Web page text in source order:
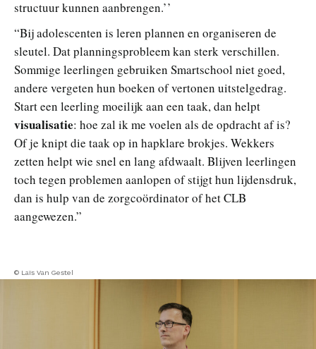
structuur kunnen aanbrengen.’’
“Bij adolescenten is leren plannen en organiseren de
sleutel. Dat planningsprobleem kan sterk verschillen.
Sommige leerlingen gebruiken Smartschool niet goed,
andere vergeten hun boeken of vertonen uitstelgedrag.
Start een leerling moeilijk aan een taak, dan helpt
visualisatie: hoe zal ik me voelen als de opdracht af is?
Of je knipt die taak op in hapklare brokjes. Wekkers
zetten helpt wie snel en lang afdwaalt. Blijven leerlingen
toch tegen problemen aanlopen of stijgt hun lijdensdruk,
dan is hulp van de zorgcoördinator of het CLB
aangewezen.”
© Laïs Van Gestel